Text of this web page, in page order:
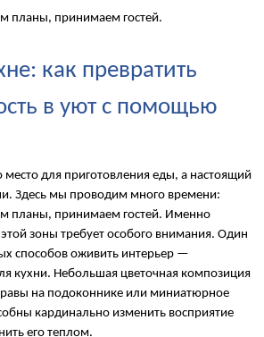
планы, принимаем гостей.
как превратить
в уют с помощью
место для приготовления еды, а настоящий
Здесь мы проводим много времени:
планы, принимаем гостей. Именно
зоны требует особого внимания. Один
способов оживить интерьер —
кухни. Небольшая цветочная композиция
на подоконнике или миниатюрное
кардинально изменить восприятие
его теплом.